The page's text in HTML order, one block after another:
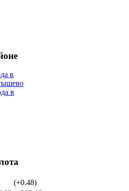
в
в
(+0.48)